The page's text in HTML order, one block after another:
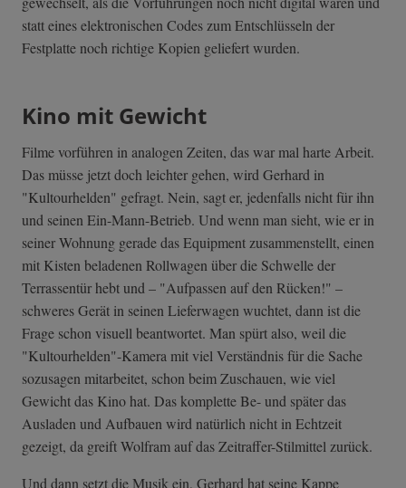
statt eines elektronischen Codes zum Entschlüsseln der
Festplatte noch richtige Kopien geliefert wurden.
Kino mit Gewicht
Filme vorführen in analogen Zeiten, das war mal harte Arbeit.
Das müsse jetzt doch leichter gehen, wird Gerhard in
"Kultourhelden" gefragt. Nein, sagt er, jedenfalls nicht für ihn
und seinen Ein-Mann-Betrieb. Und wenn man sieht, wie er in
seiner Wohnung gerade das Equipment zusammenstellt, einen
mit Kisten beladenen Rollwagen über die Schwelle der
Terrassentür hebt und – "Aufpassen auf den Rücken!" –
schweres Gerät in seinen Lieferwagen wuchtet, dann ist die
Frage schon visuell beantwortet. Man spürt also, weil die
"Kultourhelden"-Kamera mit viel Verständnis für die Sache
sozusagen mitarbeitet, schon beim Zuschauen, wie viel
Gewicht das Kino hat. Das komplette Be- und später das
Ausladen und Aufbauen wird natürlich nicht in Echtzeit
gezeigt, da greift Wolfram auf das Zeitraffer-Stilmittel zurück.
Und dann setzt die Musik ein, Gerhard hat seine Kappe